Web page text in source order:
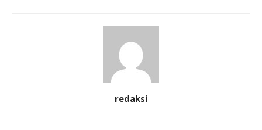
redaksi